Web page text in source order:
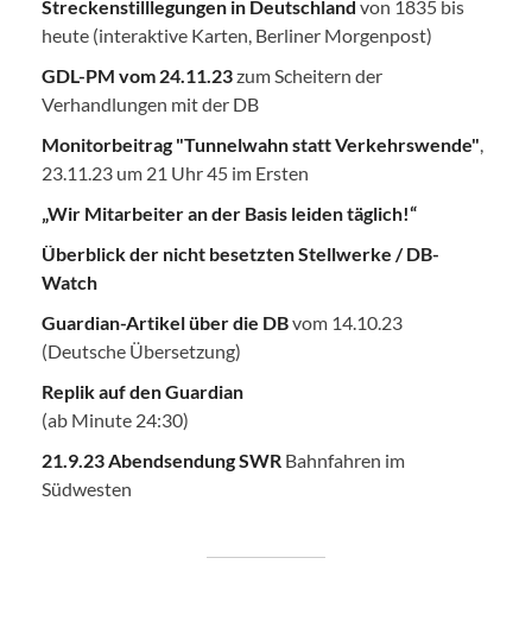
Streckenstilllegungen in Deutschland von 1835 bis
heute (interaktive Karten, Berliner Morgenpost)
GDL-PM vom 24.11.23zum Scheitern der
Verhandlungen mit der DB
Monitorbeitrag "Tunnelwahn statt Verkehrswende",
23.11.23 um 21 Uhr 45 im Ersten
„Wir Mitarbeiter an der Basis leiden täglich!“
Überblick der nicht besetzten Stellwerke / DB-
Watch
Guardian-Artikel über die DBvom 14.10.23
(Deutsche Übersetzung)
Replik auf den Guardian
(ab Minute 24:30)
21.9.23 Abendsendung SWR Bahnfahren im
Südwesten